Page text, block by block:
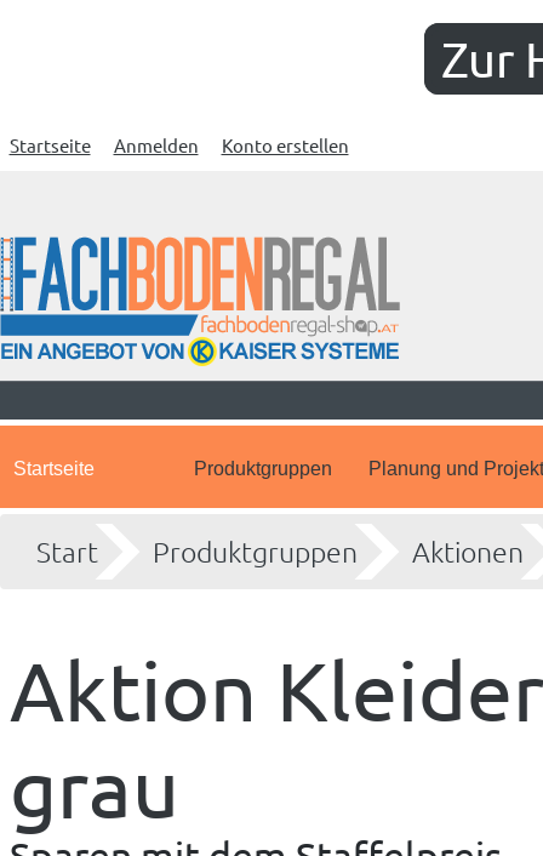
Zur
Startseite Anmelden Konto erstellen
Startseite Produktgruppen Planung und
Start Produktgruppen Aktionen
Aktion
grau